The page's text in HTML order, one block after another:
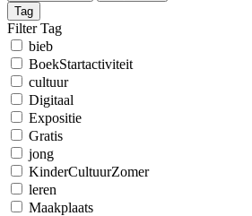
Tag
Filter Tag
bieb
BoekStartactiviteit
cultuur
Digitaal
Expositie
Gratis
jong
KinderCultuurZomer
leren
Maakplaats